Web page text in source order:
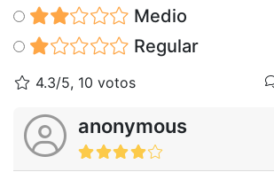
Medio
Regular
4.3/5, 10 votos
anonymous